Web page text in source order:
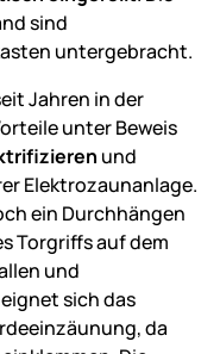
sind
untergebracht.
Jahren in der
unter Beweis
und
Elektrozaunanlage.
ein Durchhängen
Torgriffs auf dem
und
sich das
da